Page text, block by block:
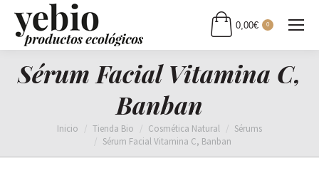
0,00€ 0
Sérum Facial Vitamina C,
Banban
Estás aquí:Inicio Tienda Bio Cosmética Natural
Sérums
Sérum Facial Vitamina C, Banban